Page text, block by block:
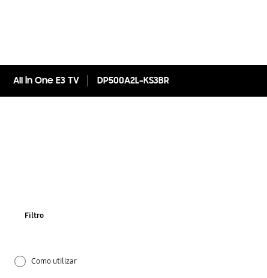
All in One E3 TV DP500A2L-KS3BR
Filtro
Como utilizar